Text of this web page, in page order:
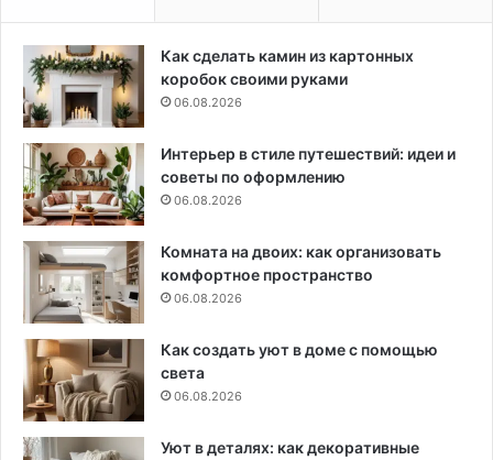
Как сделать камин из картонных
коробок своими руками
06.08.2026
Интерьер в стиле путешествий: идеи и
советы по оформлению
06.08.2026
Комната на двоих: как организовать
комфортное пространство
06.08.2026
Как создать уют в доме с помощью
света
06.08.2026
Уют в деталях: как декоративные